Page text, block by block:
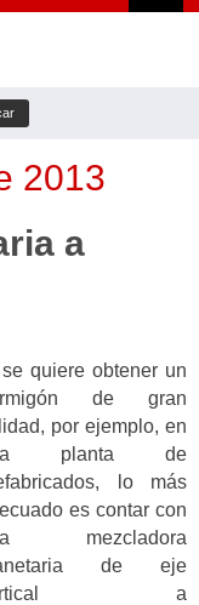
2013
a
quiere obtener un
de gran
por ejemplo, en
planta de
lo más
es contar con
mezcladora
de eje
a